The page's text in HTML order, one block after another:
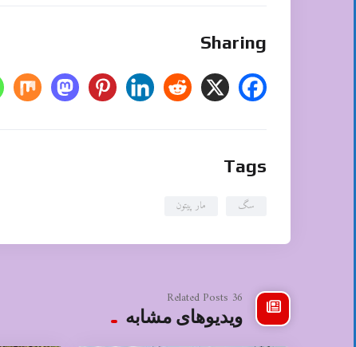
Sharing
Tags
سگ مار پیتون
36 Related Posts
ویدیوهای مشابه